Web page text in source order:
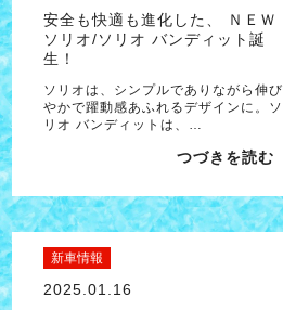
安全も快適も進化した、 ＮＥＷ
ソリオ/ソリオ バンディット誕
生！
ソリオは、シンプルでありながら伸び
やかで躍動感あふれるデザインに。ソ
リオ バンディットは、…
つづきを読む
新車情報
2025.01.16